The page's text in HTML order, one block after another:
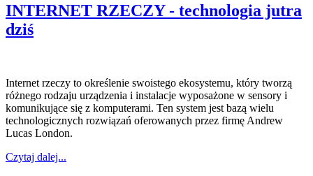
INTERNET RZECZY - technologia jutra
dziś
Internet rzeczy to określenie swoistego ekosystemu, który tworzą
różnego rodzaju urządzenia i instalacje wyposażone w sensory i
komunikujące się z komputerami. Ten system jest bazą wielu
technologicznych rozwiązań oferowanych przez firmę Andrew
Lucas London.
Czytaj dalej...